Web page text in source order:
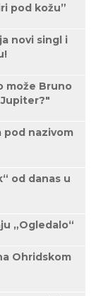
pod kožu”
novi singl i
može Bruno
pod nazivom
od danas u
„Ogledalo“
Ohridskom